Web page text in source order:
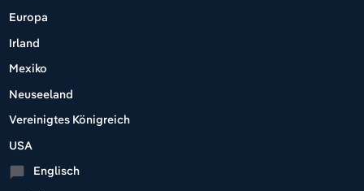
Europa
Irland
Mexiko
Neuseeland
Vereinigtes Königreich
USA
chat_bubble Englisch